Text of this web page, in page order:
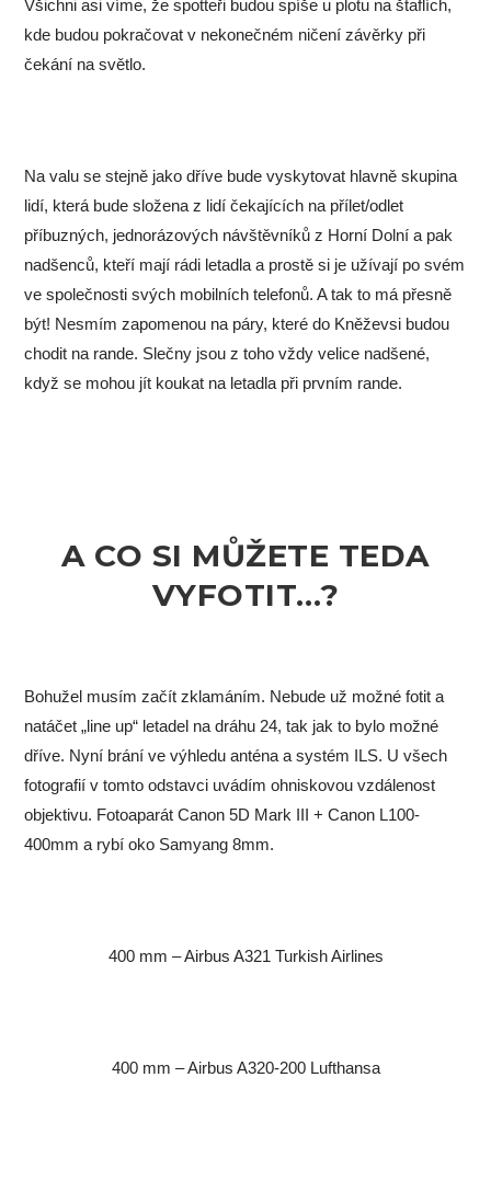
Všichni asi víme, že spotteři budou spíše u plotu na štaflích,
kde budou pokračovat v nekonečném ničení závěrky při
čekání na světlo.
Na valu se stejně jako dříve bude vyskytovat hlavně skupina
lidí, která bude složena z lidí čekajících na přílet/odlet
příbuzných, jednorázových návštěvníků z Horní Dolní a pak
nadšenců, kteří mají rádi letadla a prostě si je užívají po svém
ve společnosti svých mobilních telefonů. A tak to má přesně
být! Nesmím zapomenou na páry, které do Kněževsi budou
chodit na rande. Slečny jsou z toho vždy velice nadšené,
když se mohou jít koukat na letadla při prvním rande.
A CO SI MŮŽETE TEDA
VYFOTIT…?
Bohužel musím začít zklamáním. Nebude už možné fotit a
natáčet „line up“ letadel na dráhu 24, tak jak to bylo možné
dříve. Nyní brání ve výhledu anténa a systém ILS. U všech
fotografií v tomto odstavci uvádím ohniskovou vzdálenost
objektivu. Fotoaparát Canon 5D Mark III + Canon L100-
400mm a rybí oko Samyang 8mm.
400 mm – Airbus A321 Turkish Airlines
400 mm – Airbus A320-200 Lufthansa